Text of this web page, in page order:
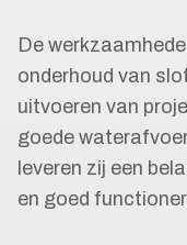
De
onderhoud van
uitvoeren van
goede
leveren zij een
en goed